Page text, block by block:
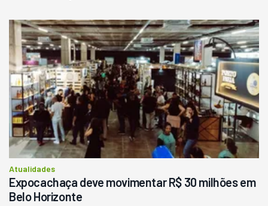
Atualidades
Expocachaça deve movimentar R$ 30 milhões em
Belo Horizonte